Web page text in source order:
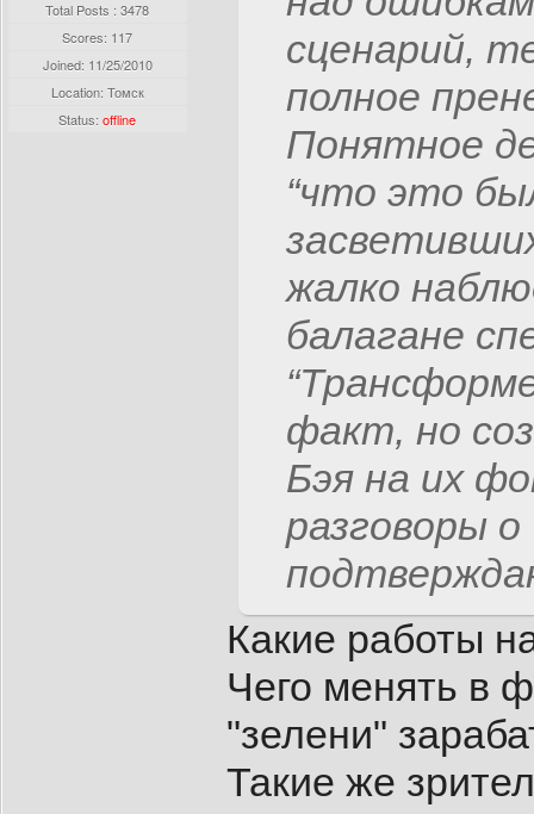
Total Posts : 3478
Scores: 117
Joined: 11/25/2010
Location: Томск
Status:offline
сценарий,
полное
Понятное
“что это
жалко
балагане
факт, но
Бэя на их
разговоры
Какие работы
Чего менять в
"зелени"
Такие же